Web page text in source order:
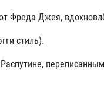
от Фреда Джея,
стиль).